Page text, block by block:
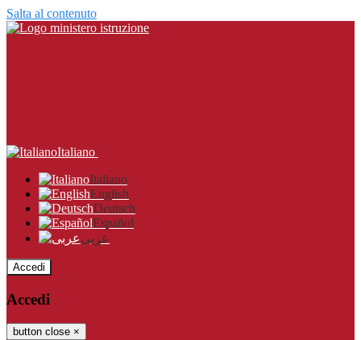
Salta al contenuto
Italiano
Italiano
English
Deutsch
Español
عربى
Accedi
Accedi
button close ×